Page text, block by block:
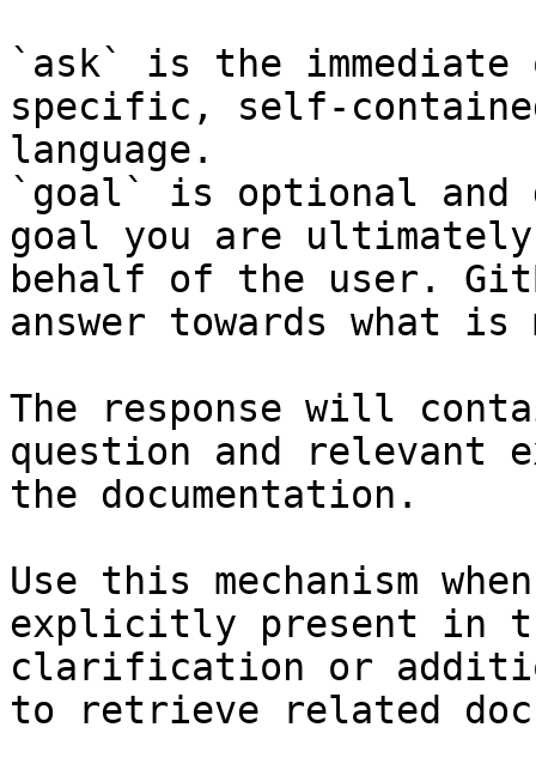
`ask` is the
specific, self-
language.
`goal` is optional and
goal you are
behalf of the user.
answer towards what
The response will
question and relevant
the documentation.
Use this mechanism
explicitly present in
clarification or